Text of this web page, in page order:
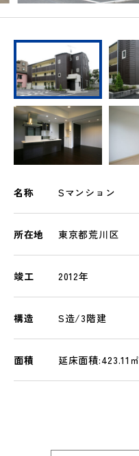
名称 Sマンション
所在地 東京都荒川区
竣工 2012年
構造 S造/3階建
面積 延床面積:423.11㎡